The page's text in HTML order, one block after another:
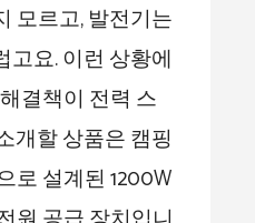
모르고, 발전기는
고요. 이런 상황에
결책이 전력 스
개할 상품은 캠핑
로 설계된 1200W